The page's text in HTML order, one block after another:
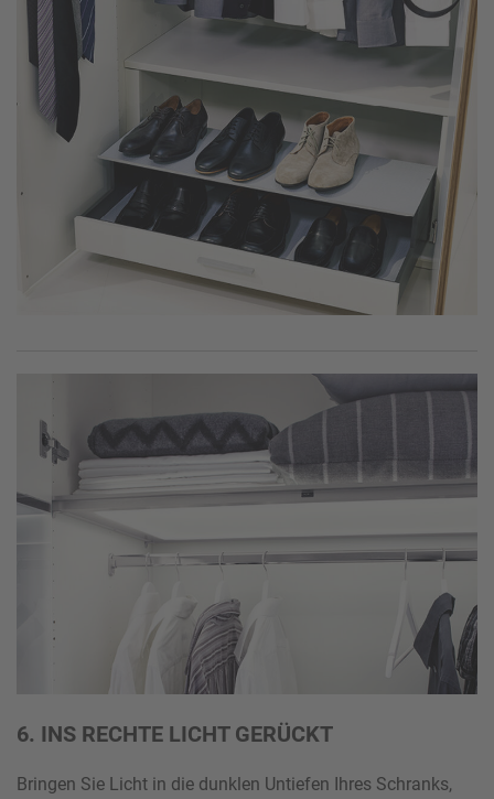
6. INS RECHTE LICHT GERÜCKT
Bringen Sie Licht in die dunklen Untiefen Ihres Schranks,